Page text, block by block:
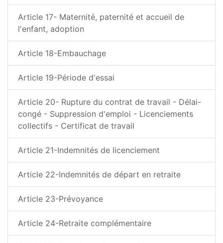
Article 17- Maternité, paternité et accueil de
l'enfant, adoption
Article 18-Embauchage
Article 19-Période d'essai
Article 20- Rupture du contrat de travail - Délai-
congé - Suppression d'emploi - Licenciements
collectifs - Certificat de travail
Article 21-Indemnités de licenciement
Article 22-Indemnités de départ en retraite
Article 23-Prévoyance
Article 24-Retraite complémentaire